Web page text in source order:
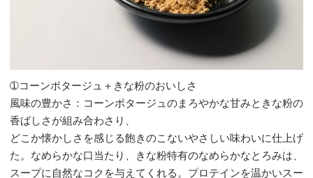
➀コーンポタージュ＋きな粉のおいしさ
風味の豊かさ：コーンポタージュのまろやかな甘みときな粉の
香ばしさが組み合わさり、
どこか懐かしさを感じる飽きのこないやさしい味わいに仕上げ
た。なめらかな口当たり、きな粉特有のなめらかなとろみは、
スープに自然なコクを与えてくれる。プロテインを温かいスー